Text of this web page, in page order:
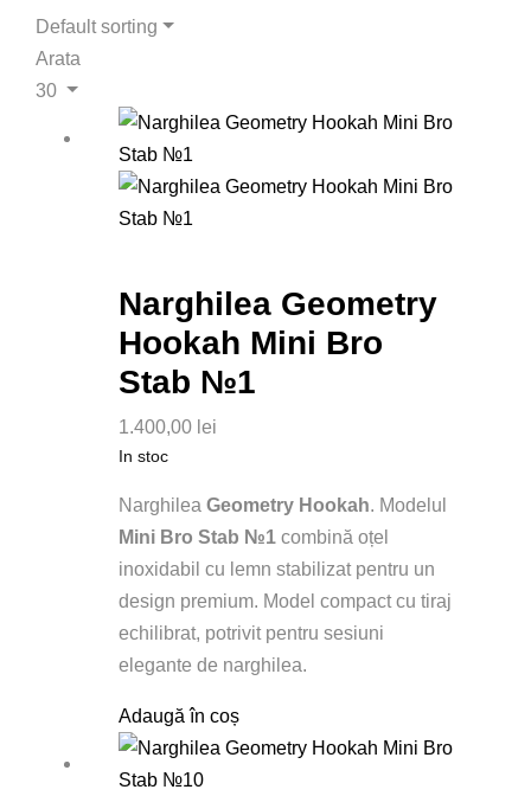
Default sorting
Arata
30
Narghilea Geometry
Hookah Mini Bro
Stab №1
1.400,00 lei
In stoc
Narghilea Geometry Hookah. Modelul
Mini Bro Stab №1 combină oțel
inoxidabil cu lemn stabilizat pentru un
design premium. Model compact cu tiraj
echilibrat, potrivit pentru sesiuni
elegante de narghilea.
Adaugă în coș